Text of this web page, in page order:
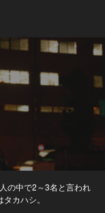
の中で2～3名と言われ
カハシ。